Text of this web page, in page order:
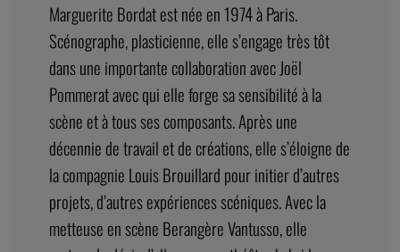
Marguerite Bordat est née en 1974 à Paris.
Scénographe, plasticienne, elle s’engage très tôt
dans une importante collaboration avec Joël
Pommerat avec qui elle forge sa sensibilité à la
scène et à tous ses composants. Après une
décennie de travail et de créations, elle s’éloigne de
la compagnie Louis Brouillard pour initier d’autres
projets, d’autres expériences scéniques. Avec la
metteuse en scène Berangère Vantusso, elle